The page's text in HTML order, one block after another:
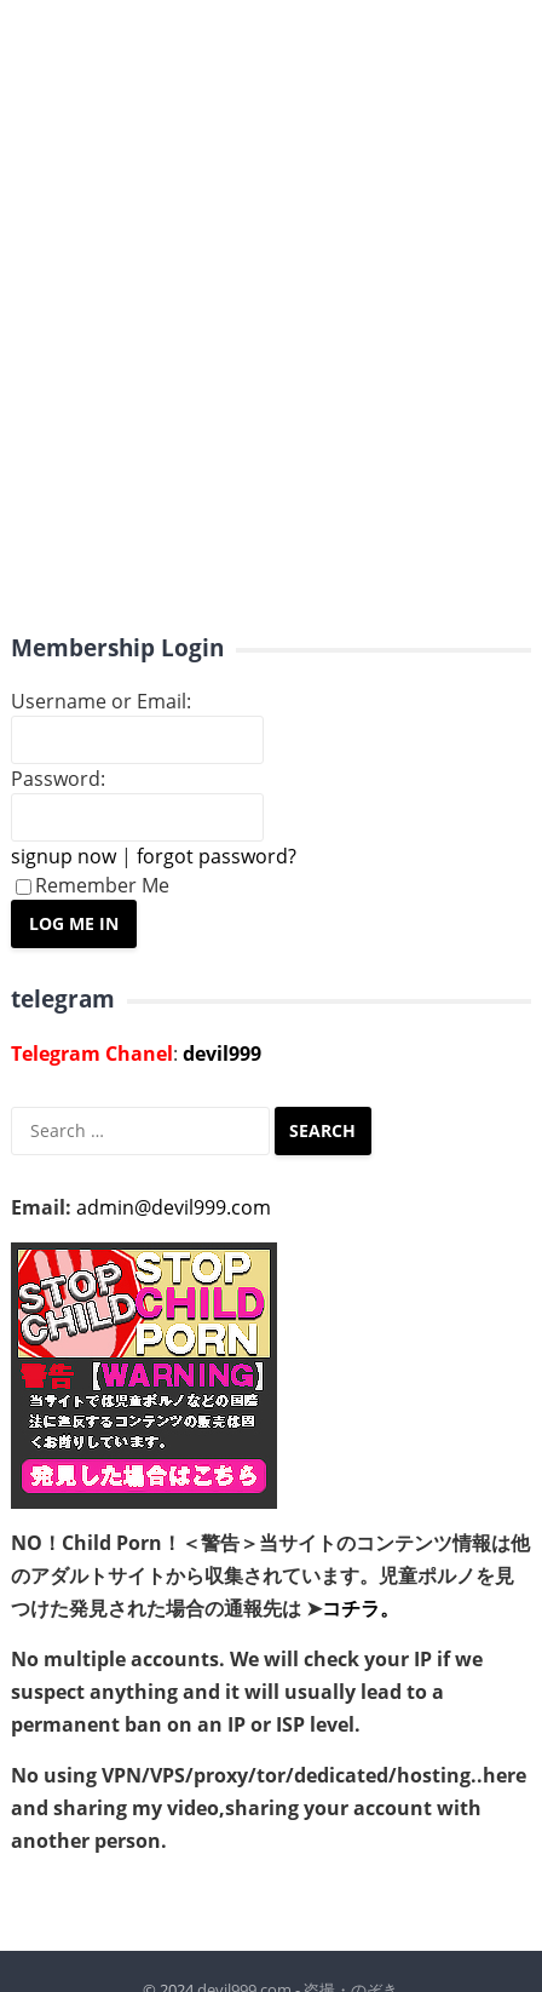
Membership Login
Username or Email:
Password:
signup now| forgot password?
Remember Me
telegram
Telegram Chanel: devil999
Search
Email: admin@devil999.com
NO！Child Porn！＜警告＞当サイトのコンテンツ情報は他
のアダルトサイトから収集されています。児童ポルノを見
つけた発見された場合の通報先は ➤コチラ。
No multiple accounts. We will check your IP if we
suspect anything and it will usually lead to a
permanent ban on an IP or ISP level.
No using VPN/VPS/proxy/tor/dedicated/hosting..here
and sharing my video,sharing your account with
another person.